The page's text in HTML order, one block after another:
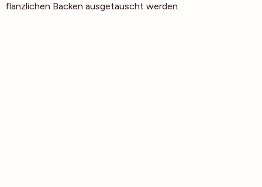
pflanzlichen Backen ausgetauscht werden.